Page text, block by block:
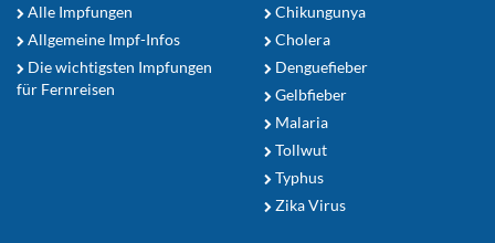
Alle Impfungen
Allgemeine Impf-Infos
Die wichtigsten Impfungen
für Fernreisen
Chikungunya
Cholera
Denguefieber
Gelbfieber
Malaria
Tollwut
Typhus
Zika Virus